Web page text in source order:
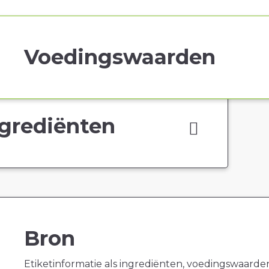
Voedingswaarden
Bron
Etiketinformatie als ingrediënten,